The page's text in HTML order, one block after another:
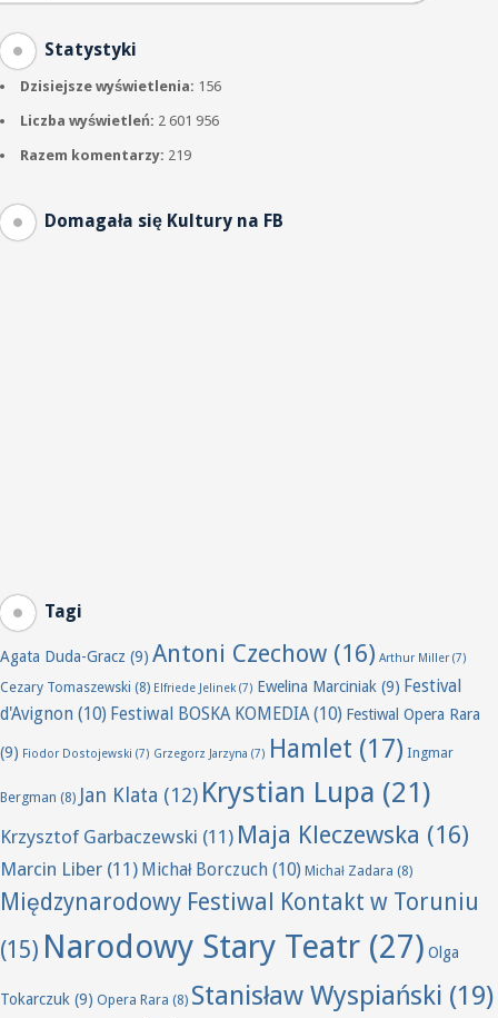
Statystyki
Dzisiejsze wyświetlenia: 156
Liczba wyświetleń: 2 601 956
Razem komentarzy: 219
Domagała się Kultury na FB
Tagi
Agata Duda-Gracz (9) Antoni Czechow (16) Arthur Miller (7)
Cezary Tomaszewski (8) Elfriede Jelinek(7) Ewelina Marciniak (9) Festival
d'Avignon (10) Festiwal BOSKA KOMEDIA(10) Festiwal Opera Rara
(9) Fiodor Dostojewski (7) Grzegorz Jarzyna (7) Hamlet (17) Ingmar
Bergman (8) Jan Klata (12) Krystian Lupa (21)
Krzysztof Garbaczewski (11) Maja Kleczewska (16)
Marcin Liber (11) Michał Borczuch (10) Michał Zadara (8)
Międzynarodowy Festiwal Kontakt w Toruniu
(15) Narodowy Stary Teatr (27) Olga
Tokarczuk (9) Opera Rara (8) Stanisław Wyspiański (19)